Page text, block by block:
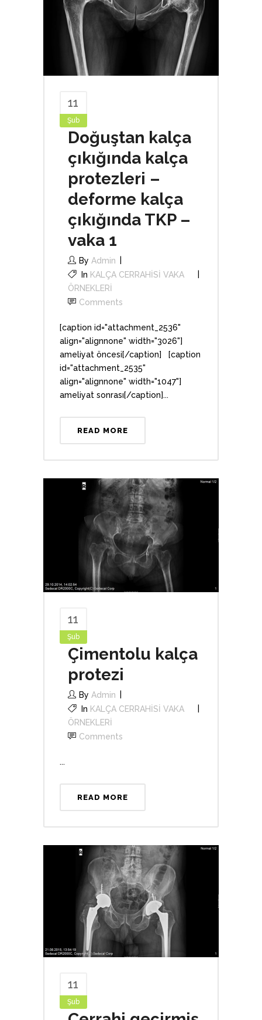
11
Şub
Doğuştan kalça
çıkığında kalça
protezleri –
deforme kalça
çıkığında TKP –
vaka 1
By Admin
In KALÇA CERRAHİSİ VAKA
ÖRNEKLERİ
Comments
[caption id="attachment_2536"
align="alignnone" width="3026"]
ameliyat öncesi[/caption] [caption
id="attachment_2535"
align="alignnone" width="1047"]
ameliyat sonrası[/caption]...
READ MORE
11
Şub
Çimentolu kalça
protezi
By Admin
In KALÇA CERRAHİSİ VAKA
ÖRNEKLERİ
Comments
...
READ MORE
11
Şub